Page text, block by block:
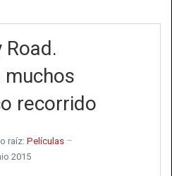
Road.
muchos
recorrido
raíz: Películas
2015